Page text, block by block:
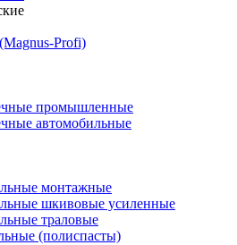
Profi)
промышленные
автомобильные
монтажные
шкивовые усиленные
траловые
(полиспасты)